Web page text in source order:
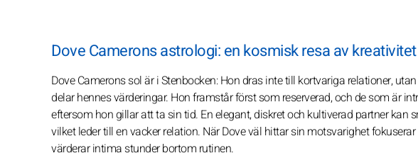
Dove Camerons astrologi: en kosmisk resa av kreativitet
Dove Camerons sol är i Stenbocken: Hon dras inte till kortvariga relationer,
delar hennes värderingar. Hon framstår först som reserverad, och de som är
eftersom hon gillar att ta sin tid. En elegant, diskret och kultiverad partner
vilket leder till en vacker relation. När Dove väl hittar sin motsvarighet
värderar intima stunder bortom rutinen.